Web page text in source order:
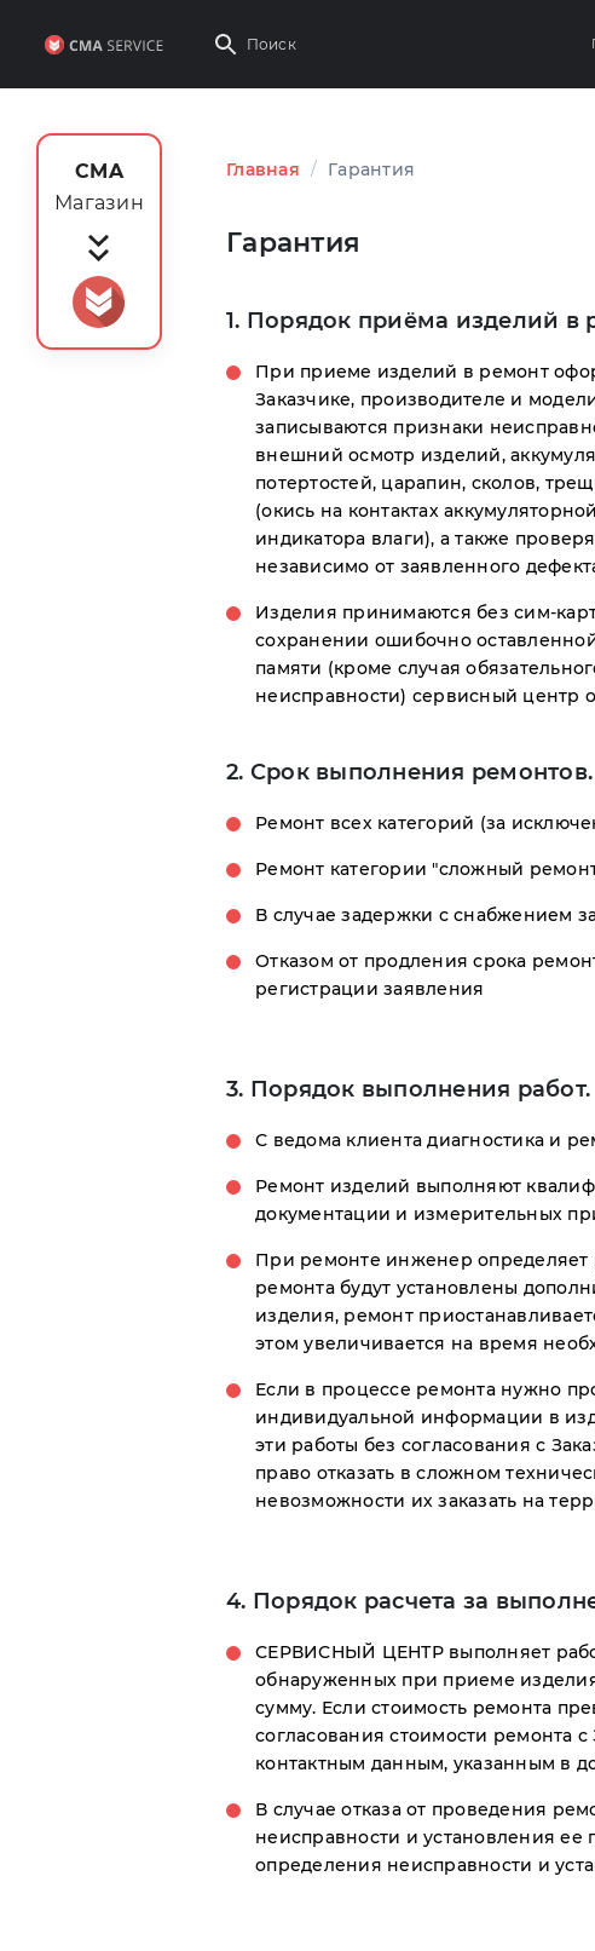
Главная / Гарантия
Гарантия
1. Порядок приёма изделий в
При приеме изделий в ремонт
Заказчике, производителе и
записываются признаки
внешний осмотр изделий,
потертостей, царапин, сколов,
(окись на контактах
индикатора влаги), а также
независимо от заявленного
Изделия принимаются без сим-
сохранении ошибочно
памяти (кроме случая
неисправности) сервисный центр
2. Срок выполнения ремонтов.
Ремонт всех категорий (за
Ремонт категории "сложный
В случае задержки с снабжением
Отказом от продления срока
регистрации заявления
3. Порядок выполнения работ.
С ведома клиента диагностика и
Ремонт изделий выполняют
документации и измерительных
При ремонте инженер определяет
ремонта будут установлены
изделия, ремонт
этом увеличивается на время
Если в процессе ремонта нужно
индивидуальной информации в
эти работы без согласования с
право отказать в сложном
невозможности их заказать на
4. Порядок расчета за
СЕРВИСНЫЙ ЦЕНТР выполняет
обнаруженных при приеме
сумму. Если стоимость ремонта
согласования стоимости ремонта
контактным данным, указанным в
В случае отказа от проведения
неисправности и установления ее
определения неисправности и
CMA
Магазин